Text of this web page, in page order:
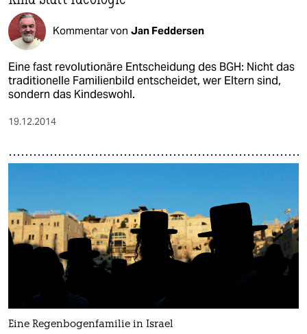
Kommentar von Jan Feddersen
Eine fast revolutionäre Entscheidung des BGH: Nicht das
traditionelle Familienbild entscheidet, wer Eltern sind,
sondern das Kindeswohl.
19.12.2014
Eine Regenbogenfamilie in Israel